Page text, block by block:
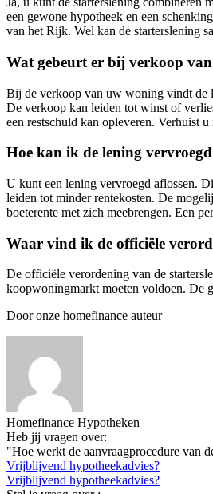
een gewone hypotheek en een
van het Rijk. Wel kan de starterslening
Wat gebeurt er bij verkoop
Bij de verkoop van uw woning vindt de
De verkoop kan leiden tot winst of
een restschuld kan opleveren. Verhuist
Hoe kan ik de lening vervroegd
U kunt een lening vervroegd aflossen.
leiden tot minder rentekosten. De
boeterente met zich meebrengen. Een
Waar vind ik de officiële
De officiële verordening van de
koopwoningmarkt moeten voldoen. De
Door onze homefinance auteur
Homefinance Hypotheken
Heb jij vragen over:
"Hoe werkt de aanvraagprocedure van
Vrijblijvend hypotheekadvies?
Vrijblijvend hypotheekadvies?